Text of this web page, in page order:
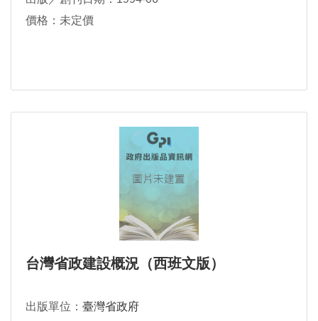
價格：未定價
台灣省政建設概況（西班文版）
出版單位： 臺灣省政府